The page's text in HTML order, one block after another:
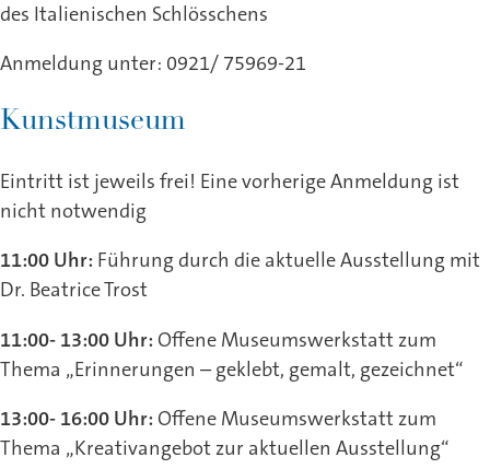
des Italienischen Schlösschens
Anmeldung unter: 0921/ 75969-21
Kunstmuseum
Eintritt ist jeweils frei! Eine vorherige Anmeldung ist
nicht notwendig
11:00 Uhr: Führung durch die aktuelle Ausstellung mit
Dr. Beatrice Trost
11:00- 13:00 Uhr: Offene Museumswerkstatt zum
Thema „Erinnerungen – geklebt, gemalt, gezeichnet“
13:00- 16:00 Uhr: Offene Museumswerkstatt zum
Thema „Kreativangebot zur aktuellen Ausstellung“